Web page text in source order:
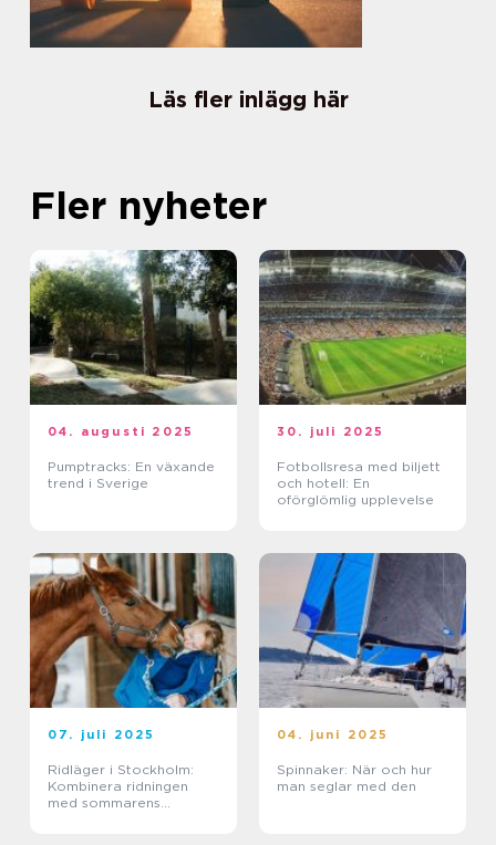
Läs fler inlägg här
Fler nyheter
04. augusti 2025
Pumptracks: En växande
trend i Sverige
30. juli 2025
Fotbollsresa med biljett
och hotell: En
oförglömlig upplevelse
07. juli 2025
Ridläger i Stockholm:
Kombinera ridningen
med sommarens
04. juni 2025
Spinnaker: När och hur
man seglar med den